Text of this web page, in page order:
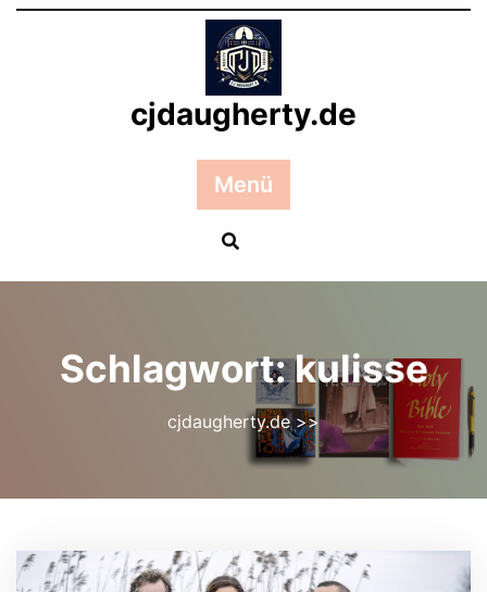
Zum
cjdaugherty.de
Menü
Schlagwort:kulisse
cjdaugherty.de>>